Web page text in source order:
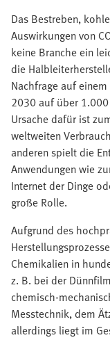
Das Bestreben,
Auswirkungen von
keine Branche ein
die
Nachfrage auf
2030 auf über
Ursache dafür ist
weltweiten
anderen spielt die
Anwendungen wie
Internet der Dinge
große Rolle.
Aufgrund des
Chemikalien in
z. B. bei der
chemisch-
Messtechnik, dem
allerdings liegt im